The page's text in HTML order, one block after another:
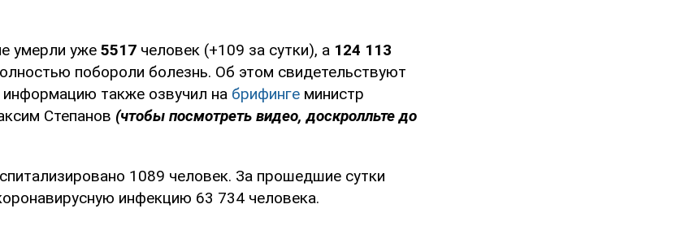
умерли уже 5517 человек (+109 за сутки), а 124 113
побороли болезнь. Об этом свидетельствуют
информацию также озвучил на брифинге министр
Степанов (чтобы посмотреть видео, доскролльте до
1089 человек. За прошедшие сутки
инфекцию 63 734 человека.